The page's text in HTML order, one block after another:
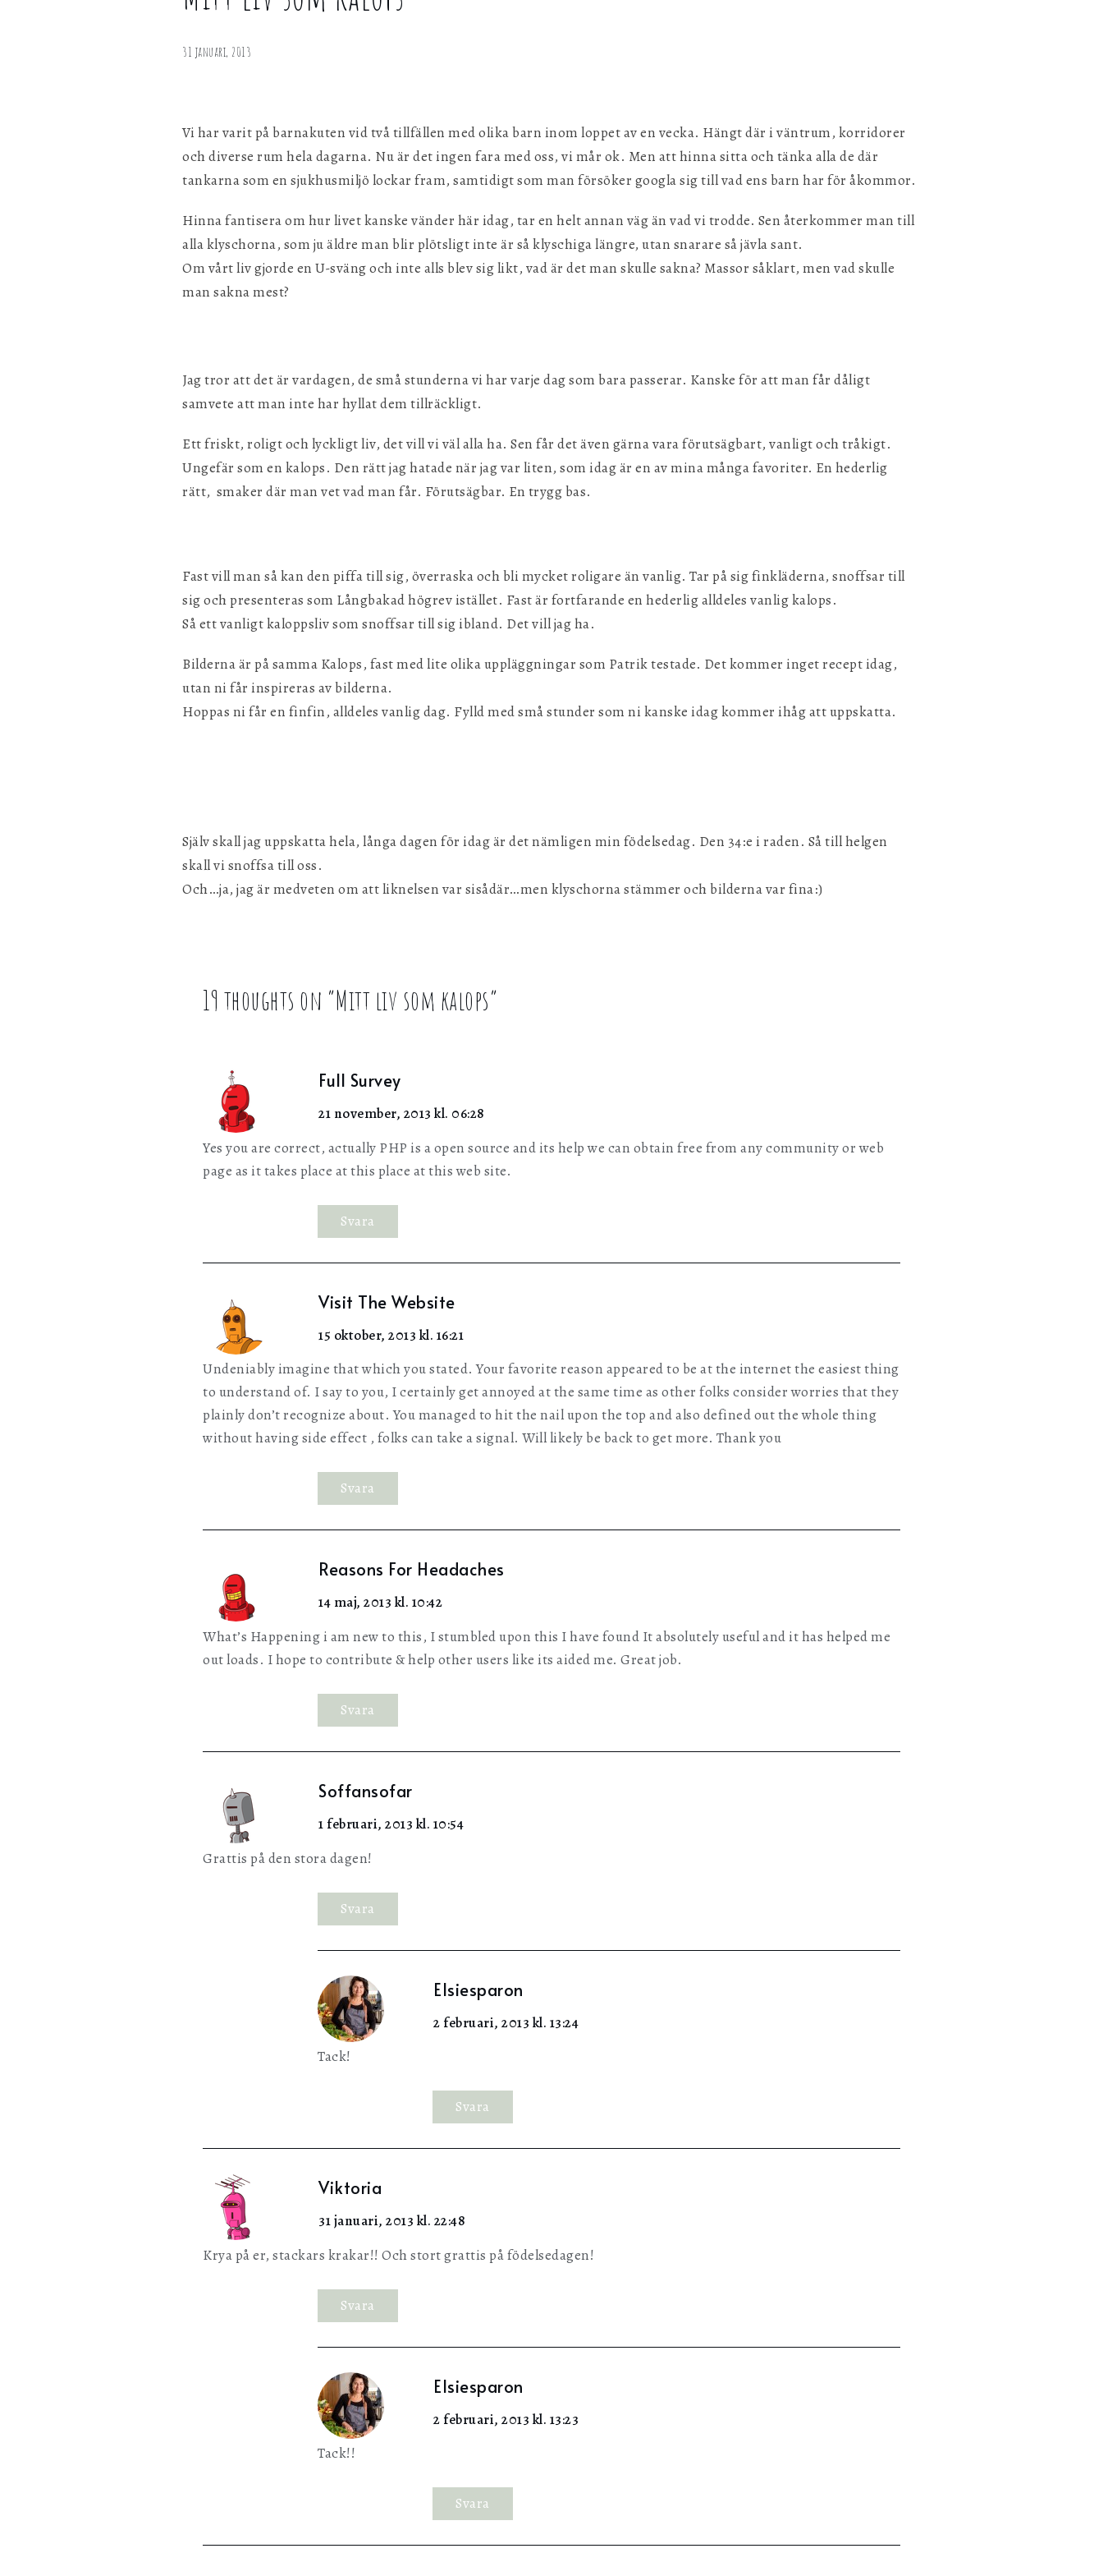
som
31 januari, 2013
Vi har varit på barnakuten vid två tillfällen med olika barn inom loppet av en vecka. Hängt där i väntrum, korridorer
och diverse rum hela dagarna. Nu är det ingen fara med oss, vi mår ok. Men att hinna sitta och tänka alla de där
tankarna som en sjukhusmiljö lockar fram, samtidigt som man försöker googla sig till vad ens barn har för åkommor.
Hinna fantisera om hur livet kanske vänder här idag, tar en helt annan väg än vad vi trodde. Sen återkommer man till
alla klyschorna, som ju äldre man blir plötsligt inte är så klyschiga längre, utan snarare så jävla sant.
Om vårt liv gjorde en U-sväng och inte alls blev sig likt, vad är det man skulle sakna? Massor såklart, men vad skulle
man sakna mest?
Jag tror att det är vardagen, de små stunderna vi har varje dag som bara passerar. Kanske för att man får dåligt
samvete att man inte har hyllat dem tillräckligt.
Ett friskt, roligt och lyckligt liv, det vill vi väl alla ha. Sen får det även gärna vara förutsägbart, vanligt och tråkigt.
Ungefär som en kalops. Den rätt jag hatade när jag var liten, som idag är en av mina många favoriter. En hederlig
rätt, smaker där man vet vad man får. Förutsägbar. En trygg bas.
Fast vill man så kan den piffa till sig, överraska och bli mycket roligare än vanlig. Tar på sig finkläderna, snoffsar till
sig och presenteras som Långbakad högrev istället. Fast är fortfarande en hederlig alldeles vanlig kalops.
Så ett vanligt kaloppsliv som snoffsar till sig ibland. Det vill jag ha.
Bilderna är på samma Kalops, fast med lite olika uppläggningar som Patrik testade. Det kommer inget recept idag,
utan ni får inspireras av bilderna.
Hoppas ni får en finfin, alldeles vanlig dag. Fylld med små stunder som ni kanske idag kommer ihåg att uppskatta.
Själv skall jag uppskatta hela, långa dagen för idag är det nämligen min födelsedag. Den 34:e i raden. Så till helgen
skall vi snoffsa till oss.
Och…ja, jag är medveten om att liknelsen var sisådär…men klyschorna stämmer och bilderna var fina:)
19 thoughts on “Mitt liv som kalops”
Full Survey
21 november, 2013 kl. 06:28
Yes you are correct, actually PHP is a open source and its help we can obtain free from any community or web
page as it takes place at this place at this web site.
Svara
Visit The Website
15 oktober, 2013 kl. 16:21
Undeniably imagine that which you stated. Your favorite reason appeared to be at the internet the easiest thing
to understand of. I say to you, I certainly get annoyed at the same time as other folks consider worries that they
plainly don’t recognize about. You managed to hit the nail upon the top and also defined out the whole thing
without having side effect , folks can take a signal. Will likely be back to get more. Thank you
Svara
Reasons For Headaches
14 maj, 2013 kl. 10:42
What’s Happening i am new to this, I stumbled upon this I have found It absolutely useful and it has helped me
out loads. I hope to contribute & help other users like its aided me. Great job.
Svara
Soffansofar
1 februari, 2013 kl. 10:54
Grattis på den stora dagen!
Svara
Elsiesparon
2 februari, 2013 kl. 13:24
Tack!
Svara
Viktoria
31 januari, 2013 kl. 22:48
Krya på er, stackars krakar!! Och stort grattis på födelsedagen!
Svara
Elsiesparon
2 februari, 2013 kl. 13:23
Tack!!
Svara
personligen med hjälp av dessa uppgifter.